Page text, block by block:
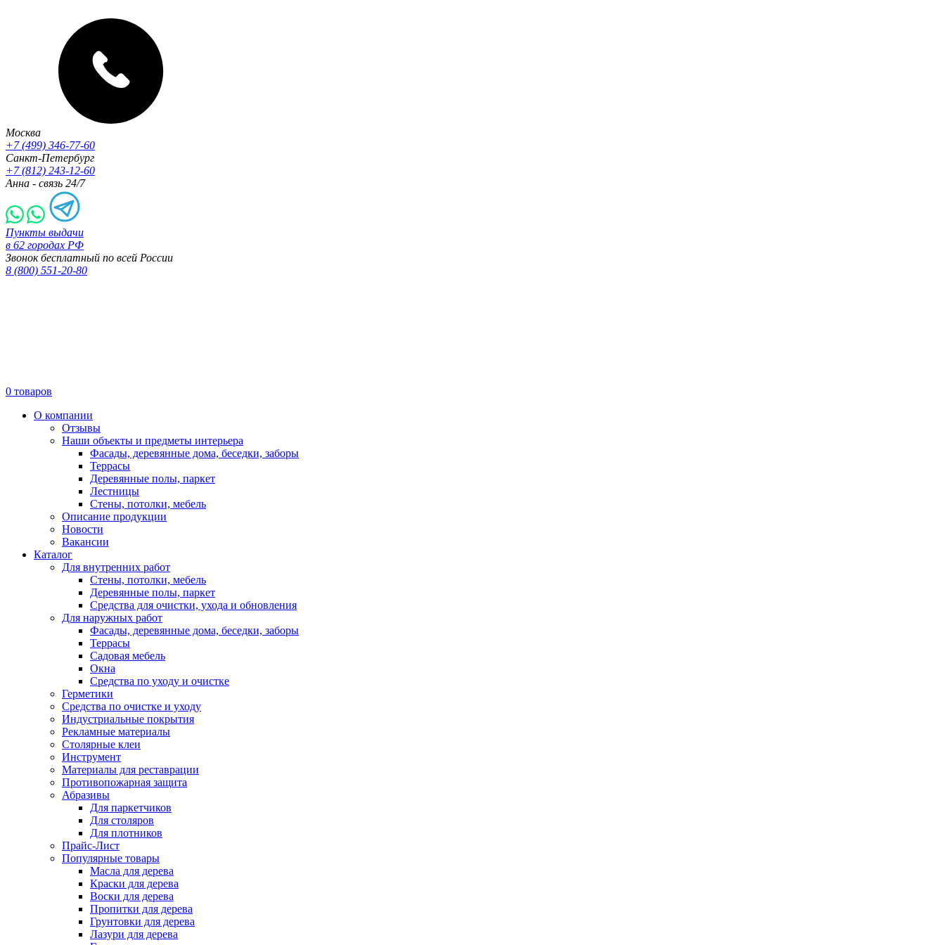
Москва
+7 (499) 346-77-60
Санкт-Петербург
+7 (812) 243-12-60
Анна - связь 24/7
Пункты выдачи
в 62 городах РФ
Звонок бесплатный по всей России
8 (800) 551-20-80
0 товаров
О компании
Отзывы
Наши объекты и предметы интерьера
Фасады, деревянные дома, беседки, заборы
Террасы
Деревянные полы, паркет
Лестницы
Стены, потолки, мебель
Описание продукции
Новости
Вакансии
Каталог
Для внутренних работ
Стены, потолки, мебель
Деревянные полы, паркет
Средства для очистки, ухода и обновления
Для наружных работ
Фасады, деревянные дома, беседки, заборы
Террасы
Садовая мебель
Окна
Средства по уходу и очистке
Герметики
Средства по очистке и уходу
Индустриальные покрытия
Рекламные материалы
Столярные клеи
Инструмент
Материалы для реставрации
Противопожарная защита
Абразивы
Для паркетчиков
Для столяров
Для плотников
Прайс-Лист
Популярные товары
Масла для дерева
Краски для дерева
Воски для дерева
Пропитки для дерева
Грунтовки для дерева
Лазури для дерева